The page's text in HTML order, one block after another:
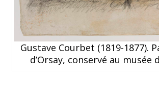
Gustave Courbet (1819-1877).
d’Orsay, conservé au musée